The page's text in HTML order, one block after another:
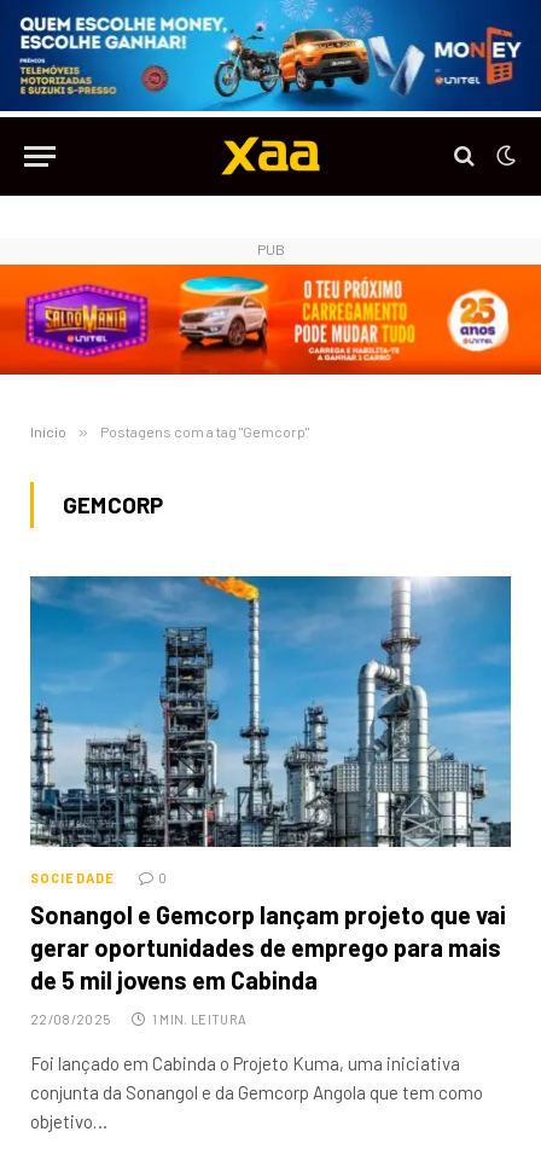
PUB
Início » Postagens com a tag "Gemcorp"
GEMCORP
SOCIEDADE 0
Sonangol e Gemcorp lançam projeto que vai
gerar oportunidades de emprego para mais
de 5 mil jovens em Cabinda
22/08/2025 1 MIN. LEITURA
Foi lançado em Cabinda o Projeto Kuma, uma iniciativa
conjunta da Sonangol e da Gemcorp Angola que tem como
objetivo…